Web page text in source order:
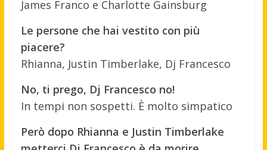
James Franco e Charlotte Gainsburg
Le persone che hai vestito con più
piacere?
Rhianna, Justin Timberlake, Dj Francesco
No, ti prego, Dj Francesco no!
In tempi non sospetti. È molto simpatico
Però dopo Rhianna e Justin Timberlake